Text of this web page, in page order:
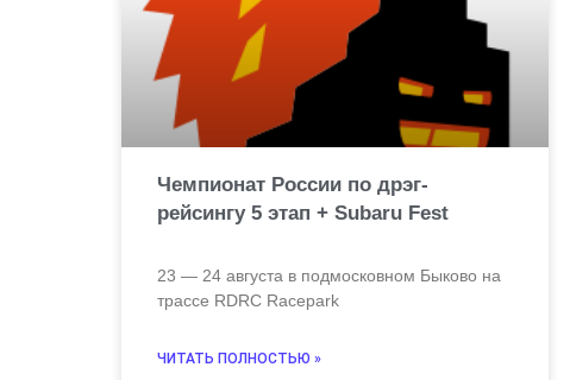
Чемпионат России по дрэг-
рейсингу 5 этап + Subaru Fest
23 — 24 августа в подмосковном Быково на
трассе RDRC Racepark
ЧИТАТЬ ПОЛНОСТЬЮ »